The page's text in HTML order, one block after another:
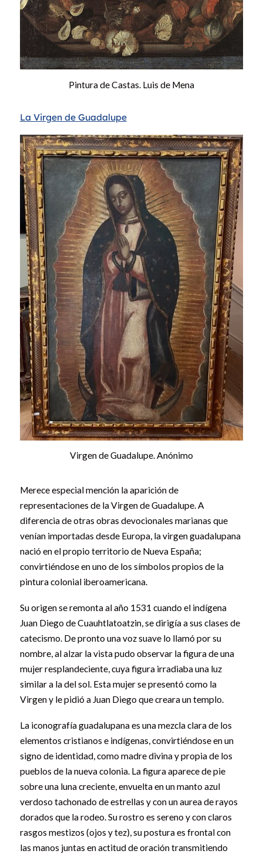
Pintura de Castas. Luis de Mena
La Virgen de Guadalupe
Virgen de Guadalupe. Anónimo
Merece especial mención la aparición de
representaciones de la Virgen de Guadalupe. A
diferencia de otras obras devocionales marianas que
venían importadas desde Europa, la virgen guadalupana
nació en el propio territorio de Nueva España;
convirtiéndose en uno de los símbolos propios de la
pintura colonial iberoamericana.
Su origen se remonta al año 1531 cuando el indígena
Juan Diego de Cuauhtlatoatzin, se dirigía a sus clases de
catecismo. De pronto una voz suave lo llamó por su
nombre, al alzar la vista pudo observar la figura de una
mujer resplandeciente, cuya figura irradiaba una luz
similar a la del sol. Esta mujer se presentó como la
Virgen y le pidió a Juan Diego que creara un templo.
La iconografía guadalupana es una mezcla clara de los
elementos cristianos e indígenas, convirtiéndose en un
signo de identidad, como madre divina y propia de los
pueblos de la nueva colonia. La figura aparece de pie
sobre una luna creciente, envuelta en un manto azul
verdoso tachonado de estrellas y con un aurea de rayos
dorados que la rodeo. Su rostro es sereno y con claros
rasgos mestizos (ojos y tez), su postura es frontal con
las manos juntas en actitud de oración transmitiendo